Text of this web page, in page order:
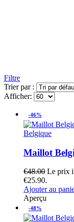
Filtre
Trier par :
Afficher:
-46%
Belgique
Maillot
€48.00 Le prix
€25.90.
Ajouter au
Aperçu
-48%